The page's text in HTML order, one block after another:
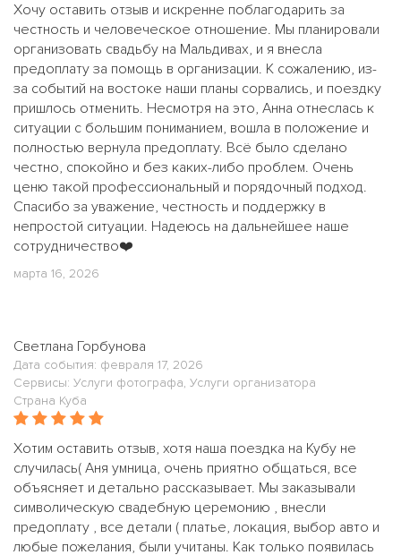
Хочу оставить отзыв и искренне поблагодарить за
честность и человеческое отношение. Мы планировали
организовать свадьбу на Мальдивах, и я внесла
предоплату за помощь в организации. К сожалению, из-
за событий на востоке наши планы сорвались, и поездку
пришлось отменить. Несмотря на это, Анна отнеслась к
ситуации с большим пониманием, вошла в положение и
полностью вернула предоплату. Всё было сделано
честно, спокойно и без каких-либо проблем. Очень
ценю такой профессиональный и порядочный подход.
Спасибо за уважение, честность и поддержку в
непростой ситуации. Надеюсь на дальнейшее наше
сотрудничество❤️
марта 16, 2026
Светлана Горбунова
Дата события: февраля 17, 2026
Сервисы: Услуги фотографа, Услуги организатора
Страна Куба
Хотим оставить отзыв, хотя наша поездка на Кубу не
случилась( Аня умница, очень приятно общаться, все
объясняет и детально рассказывает. Мы заказывали
символическую свадебную церемонию , внесли
предоплату , все детали ( платье, локация, выбор авто и
любые пожелания, были учитаны. Как только появилась